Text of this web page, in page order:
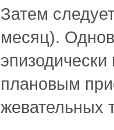
Затем
месяц).
плановым
жевательных